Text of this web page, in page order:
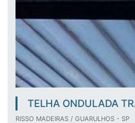
TELHA ONDULADA
RISSO MADEIRAS / GUARULHOS - SP